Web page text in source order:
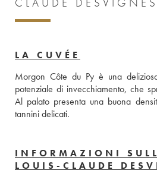
CLAUDE
LA CUVÉE
Morgon Côte du Py è una
potenziale di invecchiamento, che
Al palato presenta una buona
tannini delicati.
INFORMAZIONI
LOUIS-CLAUDE